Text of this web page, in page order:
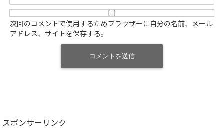
次回のコメントで使用するためブラウザーに自分の名前、メール
アドレス、サイトを保存する。
スポンサーリンク